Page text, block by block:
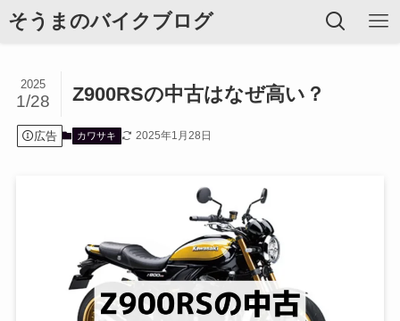
そうまのバイクブログ
Z900RSの中古はなぜ高い？
2025
1/28
広告 カワサキ 2025年1月28日